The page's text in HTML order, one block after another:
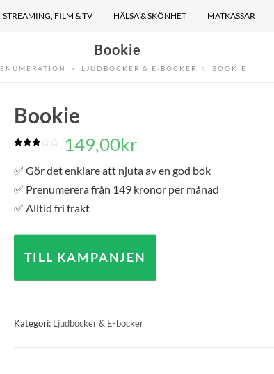
STREAMING, FILM & TV HÄLSA & SKÖNHET MATKASSAR
Bookie
LJUDBÖCKER & E-BÖCKER BOOKIE
Bookie
5
på
kundrecension
149,00kr
✅ Gör det enklare att njuta av en god bok
✅ Prenumerera från 149 kronor per månad
✅ Alltid fri frakt
TILL KAMPANJEN
Kategori: Ljudböcker & E-böcker